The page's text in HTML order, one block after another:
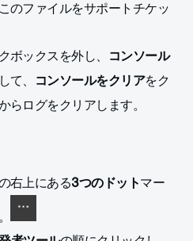
のファイルをサポートチケッ
ボックスを外し、 コンソール
、 コンソールをクリアをク
らログをクリアします。
右上にある3つのドットマー